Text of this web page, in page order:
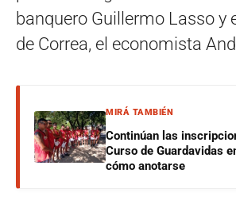
banquero Guillermo Lasso y
de Correa, el economista
MIRÁ TAMBIÉN
Continúan las
Curso de Guardavidas
cómo anotarse